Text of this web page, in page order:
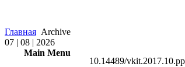
Главная Archive
07 | 08 | 2026
Main Menu
10.14489/